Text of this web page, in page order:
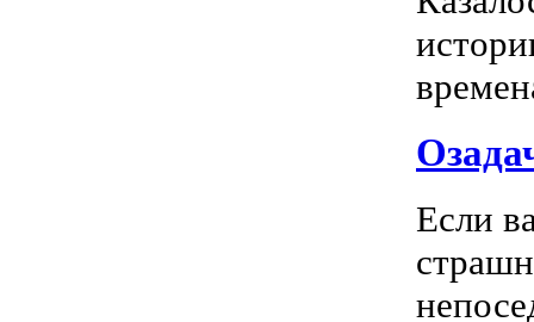
Если